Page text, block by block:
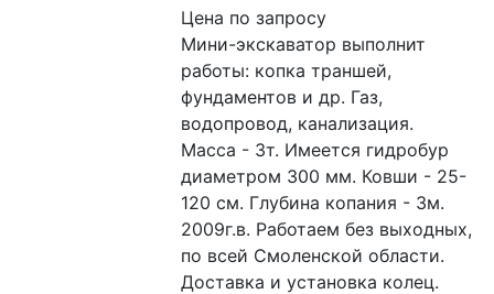
Цена по запросу
Мини-экскаватор выполнит
работы: копка траншей,
фундаментов и др. Газ,
водопровод, канализация.
Масса - 3т. Имеется гидробур
диаметром 300 мм. Ковши - 25-
120 см. Глубина копания - 3м.
2009г.в. Работаем без выходных,
по всей Смоленской области.
Доставка и установка колец.